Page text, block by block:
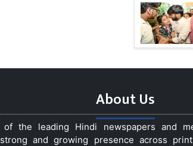
About Us
the leading Hindi newspapers and
and growing presence across